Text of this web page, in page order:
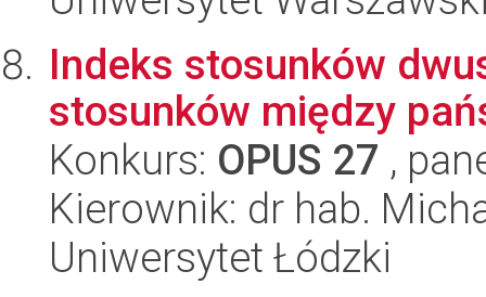
Indeks stosunków
stosunków między
Konkurs: OPUS 27 ,
Kierownik: dr hab.
Uniwersytet Łódzki